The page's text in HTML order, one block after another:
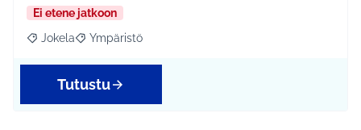
Ei etene jatkoon
Rajaa tulokset aihepiirin mukaan: Jokela
Jokela Rajaa tulokset teeman mukaan: Ympäristö
Ympäristö
Tutustu